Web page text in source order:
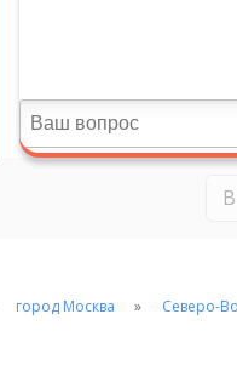
город Москва Северо-